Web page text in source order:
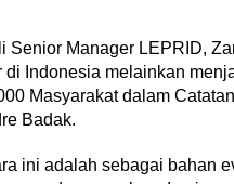
Manager LEPRID,
Indonesia melainkan
Masyarakat dalam
Badak.
ini adalah sebagai bahan